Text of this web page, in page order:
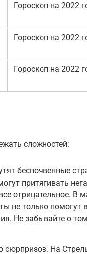
Гороскоп на 2022
Гороскоп на 2022
Гороскоп на 2022
сложностей:
беспочвенные
притягивать
отрицательное. В
не только помогут
Не забывайте о
сюрпризов. На